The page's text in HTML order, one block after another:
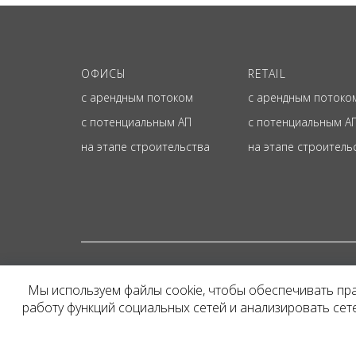
ОФИСЫ
с арендным потоком
с потенциальным АП
на этапе строительства
RETAIL
с арендным
с потенциальным
на этапе
Представленная на
и не является
Мы используем файлы cookie, чтобы обеспечивать
работу функций социальных сетей и анализировать